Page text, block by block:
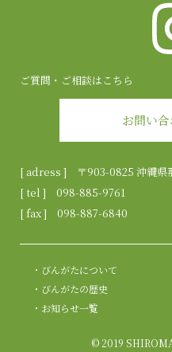
[ adress ] 〒903-0825 沖縄県
[ tel ] 098-885-9761
[ fax ] 098-887-6840
びんがたについて
びんがたの歴史
お知らせ一覧
ご質問・ご相談はこちら
お問い
© 2019